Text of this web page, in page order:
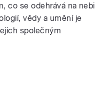
co se odehrává na nebi
vědy a umění je
společným